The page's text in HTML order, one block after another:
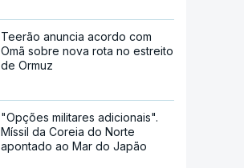
Teerão anuncia acordo com
Omã sobre nova rota no estreito
de Ormuz
"Opções militares adicionais".
Míssil da Coreia do Norte
apontado ao Mar do Japão